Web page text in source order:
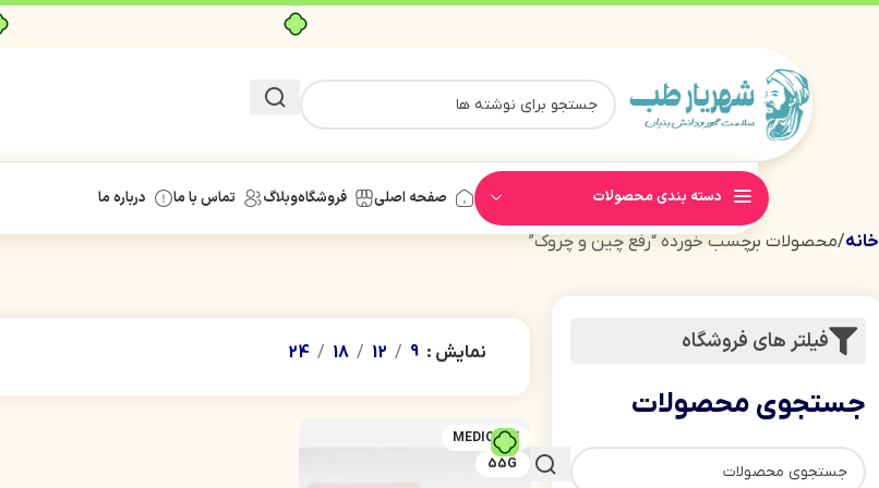
خرید قسطی با ترب‌پی
دسته بندی محصولات صفحه اصلی فروشگاهوبلاگ تماس با ما درباره ما
خانه محصولات برچسب خورده “رفع چین و چروک”
فیلتر های فروشگاه
جستجوی محصولات
نمایش 9
12
18
24
MEDICUBE
55G